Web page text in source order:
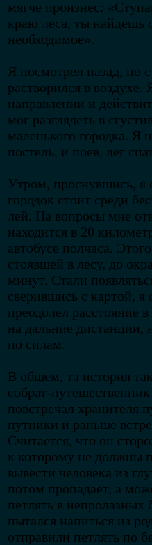
мягче произнес:
краю леса, ты найдешь
необходимое».
Я посмотрел назад, но
растворился в
направлении и
мог разглядеть в
маленького городка. Я
постель, и поев, лег
Утром, проснувшись, я
городок стоит среди
лей. На вопросы мне
находится в 20
автобусе полчаса.
стоявшей в лесу, до
минут. Стали
сверившись с картой,
преодолел расстояние
на дальние дистанции,
по силам.
В общем, та история
собрат-
повстречал хранителя
путники и раньше
Считается, что он
к которому не должны
вывести человека из
потом пропадает, а
петлять в
пытался напиться из
отправили петлять по